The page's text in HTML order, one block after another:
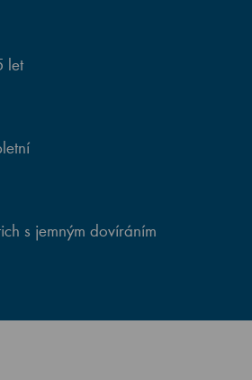
let
s jemným dovíráním